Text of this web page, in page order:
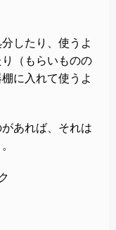
したり、使うよ
（もらいものの
に入れて使うよ
あれば、それは